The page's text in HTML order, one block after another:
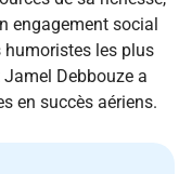
engagement social
humoristes les plus
Debbouze a
en succès aériens.